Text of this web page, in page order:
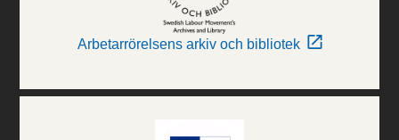
Arbetarrörelsens arkiv och bibliotek